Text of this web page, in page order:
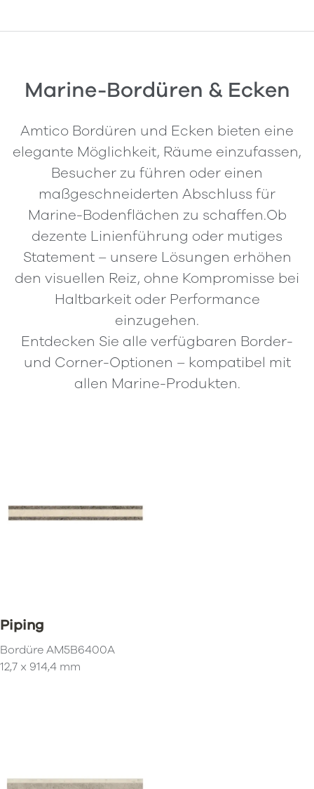
Marine-Bordüren & Ecken
Amtico Bordüren und Ecken bieten eine
elegante Möglichkeit, Räume einzufassen,
Besucher zu führen oder einen
maßgeschneiderten Abschluss für
Marine-Bodenflächen zu schaffen.Ob
dezente Linienführung oder mutiges
Statement – unsere Lösungen erhöhen
den visuellen Reiz, ohne Kompromisse bei
Haltbarkeit oder Performance
einzugehen.
Entdecken Sie alle verfügbaren Border-
und Corner-Optionen – kompatibel mit
allen Marine-Produkten.
Piping
Bordüre AM5B6400A
12,7 x 914,4 mm